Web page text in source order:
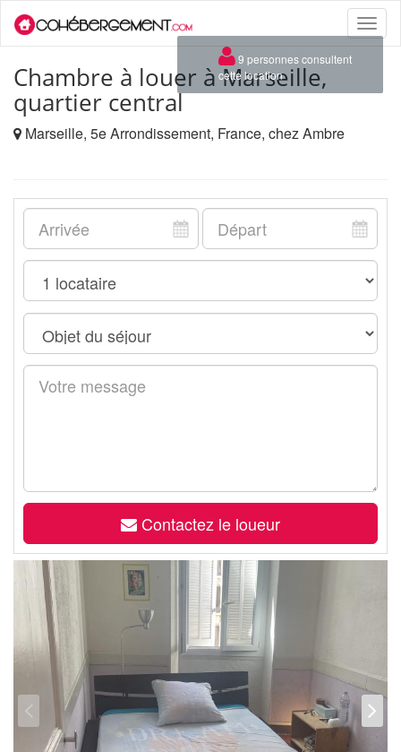
Toggle
Chambre à louer à Marseille,
quartier central
Marseille, 5e Arrondissement, France, chez Ambre
Contactez le loueur
×
9 personnes consultent
cette location